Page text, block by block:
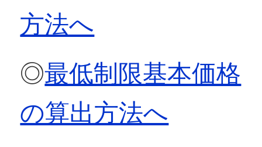
方法へ
◎最低制限基本価格
の算出方法へ